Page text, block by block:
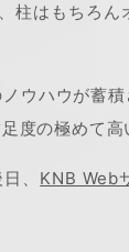
はもちろ
ウハウが蓄
度の極めて高
、 KNB Web